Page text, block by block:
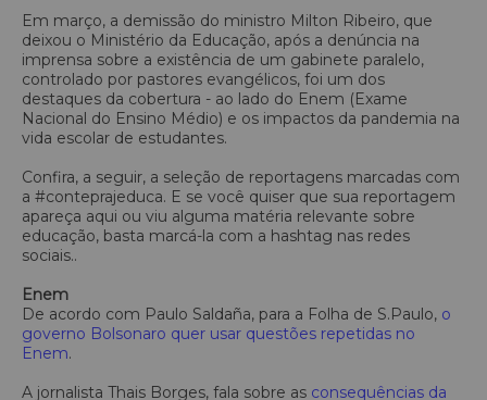
Em março, a demissão do ministro Milton Ribeiro, que
deixou o Ministério da Educação, após a denúncia na
imprensa sobre a existência de um gabinete paralelo,
controlado por pastores evangélicos, foi um dos
destaques da cobertura - ao lado do Enem (Exame
Nacional do Ensino Médio) e os impactos da pandemia na
vida escolar de estudantes.
Confira, a seguir, a seleção de reportagens marcadas com
a #conteprajeduca. E se você quiser que sua reportagem
apareça aqui ou viu alguma matéria relevante sobre
educação, basta marcá-la com a hashtag nas redes
sociais..
Enem
De acordo com Paulo Saldaña, para a Folha de S.Paulo, o
governo Bolsonaro quer usar questões repetidas no
Enem.
A jornalista Thais Borges, fala sobre as consequências da